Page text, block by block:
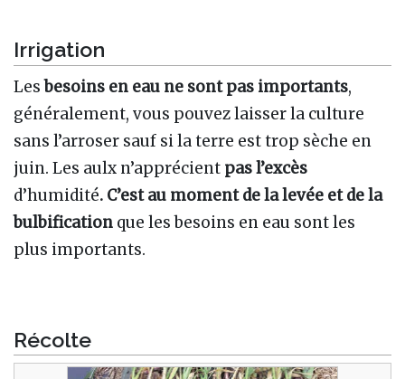
Irrigation
Lesbesoins en eau ne sont pas importants,
généralement, vous pouvez laisser la culture
sans l’arroser sauf si la terre est trop sèche en
juin. Les aulx n’apprécient pas l’excès
d’humidité. C’est au moment de la levée et de la
bulbification que les besoins en eau sont les
plus importants.
Récolte